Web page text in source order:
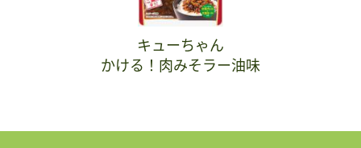
キューちゃん
かける！肉みそラー油味